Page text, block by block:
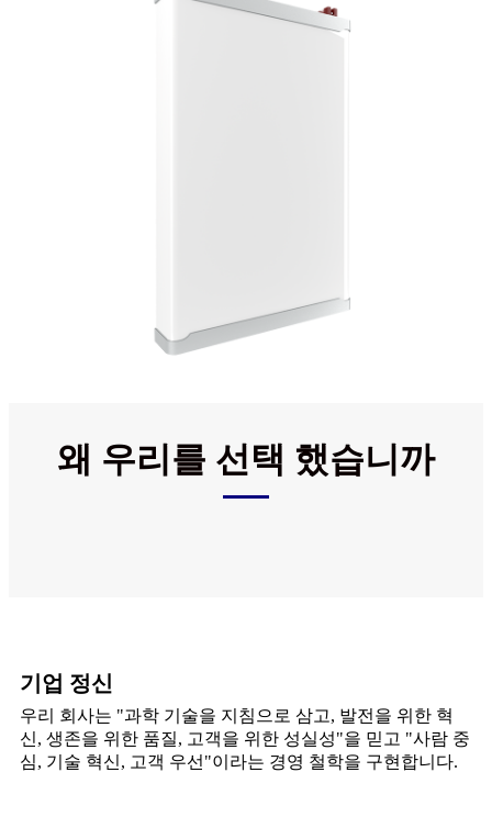
왜 우리를 선택 했습니까
기업 정신
우리 회사는 "과학 기술을 지침으로 삼고, 발전을 위한 혁
신, 생존을 위한 품질, 고객을 위한 성실성"을 믿고 "사람 중
심, 기술 혁신, 고객 우선"이라는 경영 철학을 구현합니다.